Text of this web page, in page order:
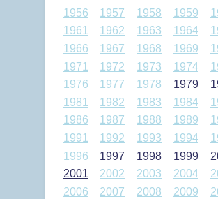
1956
1957 1958 1959
1961
1962 1963 1964
1966
1967 1968 1969
1971
1972 1973 1974
1976
1977 1978 1979
1981
1982 1983 1984
1986
1987 1988 1989
1991
1992 1993 1994
1996
1997 1998 1999
2001
2002 2003 2004
2006
2007 2008 2009